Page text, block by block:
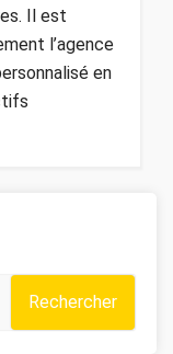
Il est
l’agence
en
Rechercher